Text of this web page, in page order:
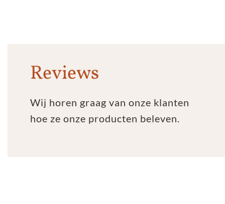
Reviews
Wij horen graag van onze klanten
hoe ze onze producten beleven.